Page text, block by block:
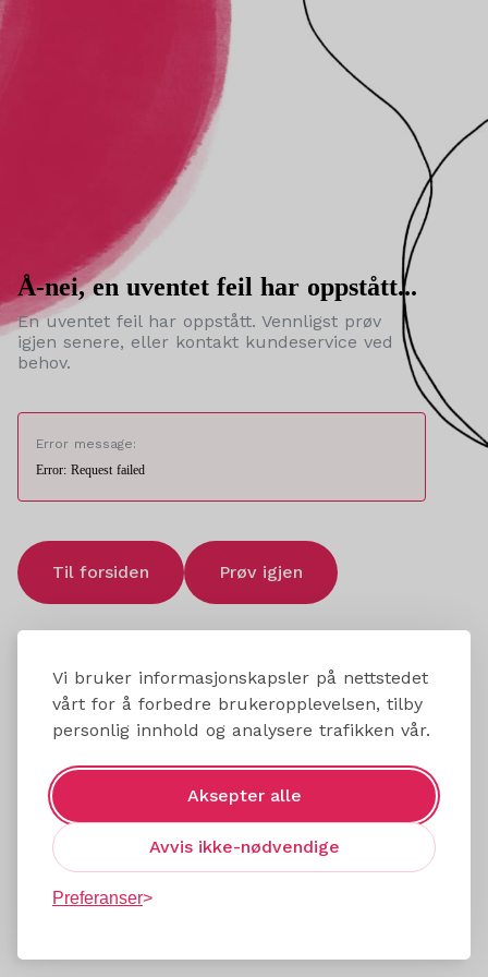
Vi bruker informasjonskapsler på nettstedet
vårt for å forbedre brukeropplevelsen, tilby
personlig innhold og analysere trafikken vår.
Aksepter alle
Avvis ikke-nødvendige
Preferanser
Å-nei, en uventet feil har oppstått...
En uventet feil har oppstått. Vennligst prøv
igjen senere, eller kontakt kundeservice ved
behov.
Error message:
Error: Request failed
Til forsiden Prøv igjen